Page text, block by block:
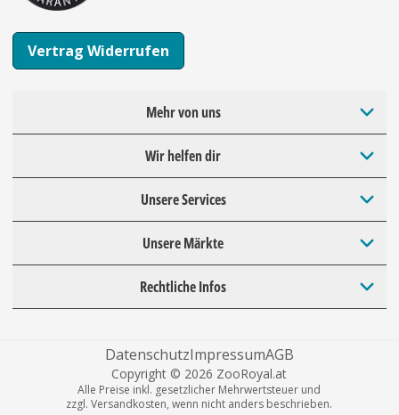
Vertrag Widerrufen
Mehr von uns
Wir helfen dir
Unsere Services
Unsere Märkte
Rechtliche Infos
DatenschutzImpressumAGB
Copyright © 2026 ZooRoyal.at
Alle Preise inkl. gesetzlicher Mehrwertsteuer und
zzgl. Versandkosten, wenn nicht anders beschrieben.